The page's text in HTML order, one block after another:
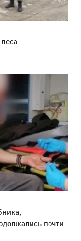
почти